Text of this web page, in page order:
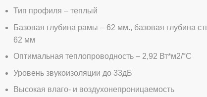
Тип профиля – теплый
Базовая глубина рамы – 62 мм., базовая глубина
62 мм
Оптимальная теплопроводность – 2,92 Вт*м2/°C
Уровень звукоизоляции до 33дБ
Высокая влаго- и воздухонепроницаемость